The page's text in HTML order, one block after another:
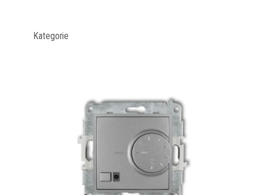
Kategorie